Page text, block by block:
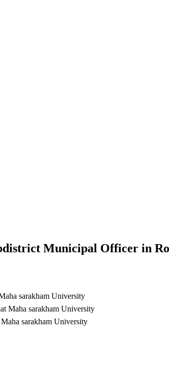
Municipal Officer in
sarakham University
Maha sarakham University
sarakham University